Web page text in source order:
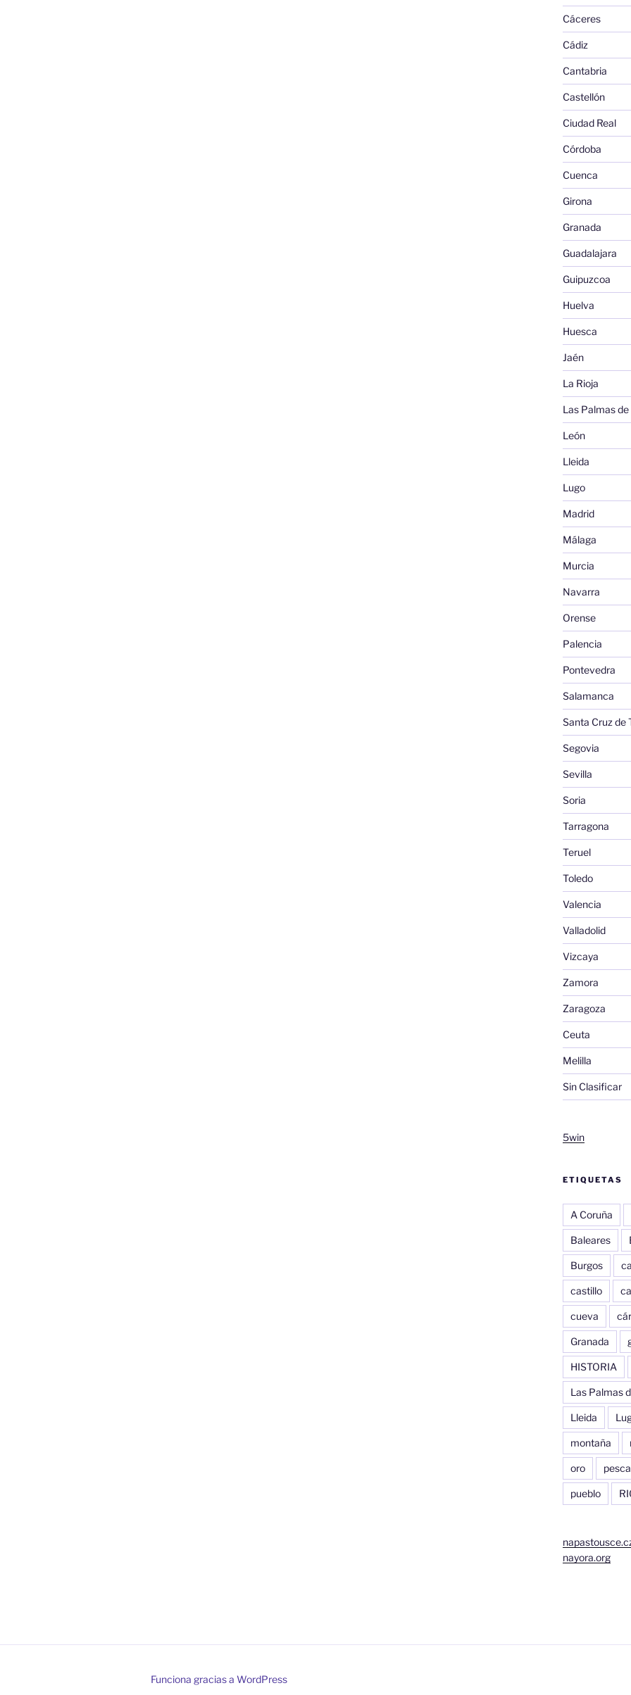
Cáceres
Cádiz
Cantabria
Castellón
Ciudad Real
Córdoba
Cuenca
Girona
Granada
Guadalajara
Guipuzcoa
Huelva
Huesca
Jaén
La Rioja
Las Palmas
León
Lleida
Lugo
Madrid
Málaga
Murcia
Navarra
Orense
Palencia
Pontevedra
Salamanca
Santa Cruz de
Segovia
Sevilla
Soria
Tarragona
Teruel
Toledo
Valencia
Valladolid
Vizcaya
Zamora
Zaragoza
Ceuta
Melilla
Sin Clasificar
5win
ETIQUETAS
A Coruña
Baleares
Burgos
castillo
cueva
Granada
HISTORIA
Las Palmas
Lleida
montaña
oro pesca
pueblo
nayora.org
Funciona gracias a WordPress